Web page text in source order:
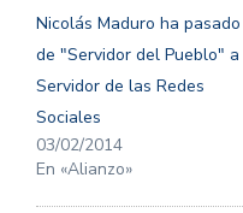
una
ventana
nueva)
una
ventana
nueva)
Nicolás Maduro ha pasado
de "Servidor del Pueblo" a
Servidor de las Redes
Sociales
03/02/2014
En «Alianzo»